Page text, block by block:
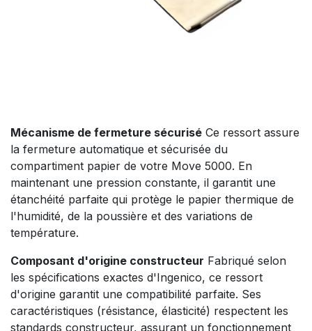
Mécanisme de fermeture sécurisé Ce ressort assure
la fermeture automatique et sécurisée du
compartiment papier de votre Move 5000. En
maintenant une pression constante, il garantit une
étanchéité parfaite qui protège le papier thermique de
l'humidité, de la poussière et des variations de
température.
Composant d'origine constructeur Fabriqué selon
les spécifications exactes d'Ingenico, ce ressort
d'origine garantit une compatibilité parfaite. Ses
caractéristiques (résistance, élasticité) respectent les
standards constructeur, assurant un fonctionnement